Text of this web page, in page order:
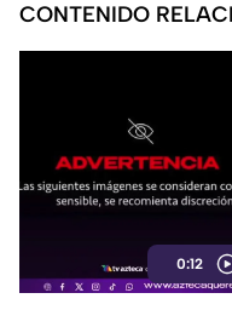
CONTENIDO
0:12